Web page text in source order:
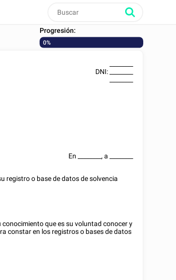
Progresión:
0%
DNI:
En , a
registro o base de datos de solvencia
conocimiento que es su voluntad conocer y
constar en los registros o bases de datos